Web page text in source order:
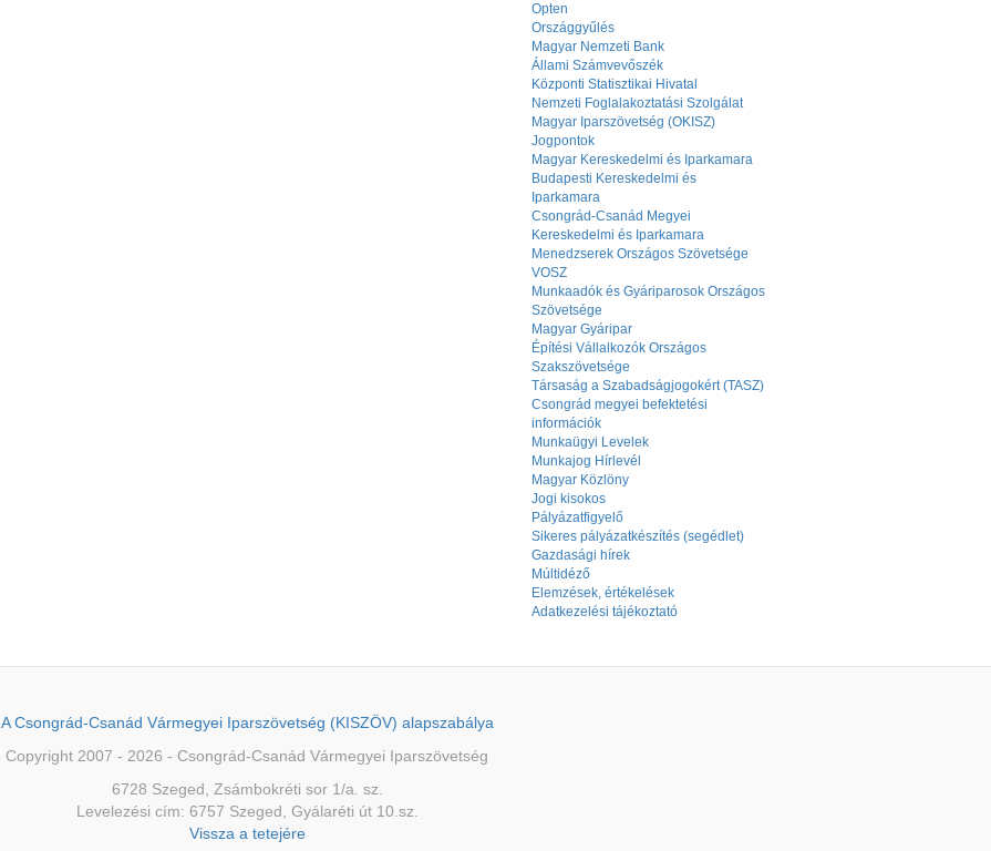
Opten
Országgyűlés
Magyar Nemzeti Bank
Állami Számvevőszék
Központi Statisztikai Hivatal
Nemzeti Foglalakoztatási Szolgálat
Magyar Iparszövetség (OKISZ)
Jogpontok
Magyar Kereskedelmi és Iparkamara
Budapesti Kereskedelmi és
Iparkamara
Csongrád-Csanád Megyei
Kereskedelmi és Iparkamara
Menedzserek Országos Szövetsége
VOSZ
Munkaadók és Gyáriparosok Országos
Szövetsége
Magyar Gyáripar
Építési Vállalkozók Országos
Szakszövetsége
Társaság a Szabadságjogokért (TASZ)
Csongrád megyei befektetési
információk
Munkaügyi Levelek
Munkajog Hírlevél
Magyar Közlöny
Jogi kisokos
Pályázatfigyelő
Sikeres pályázatkészítés (segédlet)
Gazdasági hírek
Múltidéző
Elemzések, értékelések
Adatkezelési tájékoztató
A Csongrád-Csanád Vármegyei Iparszövetség (KISZÖV) alapszabálya
Copyright 2007 - 2026 - Csongrád-Csanád Vármegyei Iparszövetség
6728 Szeged, Zsámbokréti sor 1/a. sz.
Levelezési cím: 6757 Szeged, Gyálaréti út 10.sz.
Vissza a tetejére